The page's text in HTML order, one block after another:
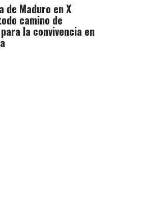
de Maduro en X
camino de
la convivencia en